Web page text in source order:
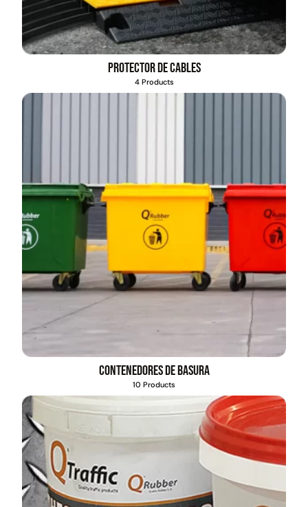
Protector de cables
4 Products
Contenedores de basura
10 Products